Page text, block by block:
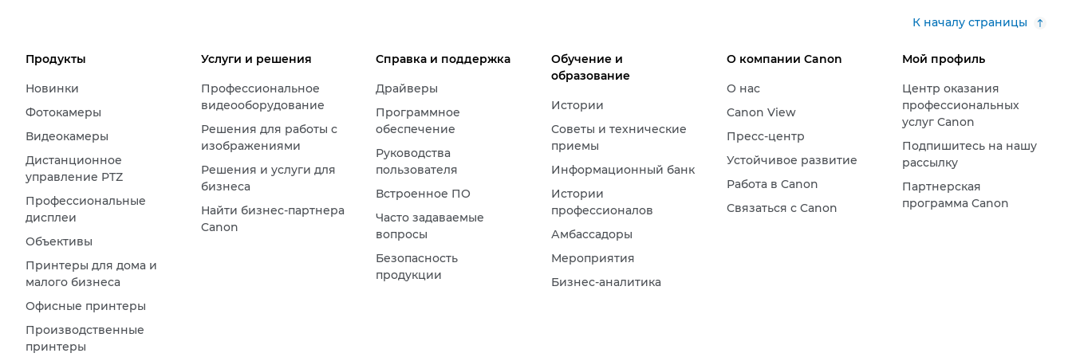
К началу страницы
Продукты
Новинки
Фотокамеры
Видеокамеры
Дистанционное
управление PTZ
Профессиональные
дисплеи
Объективы
Принтеры для дома и
малого бизнеса
Офисные принтеры
Производственные
принтеры
Услуги и решения
Профессиональное
видеооборудование
Решения для работы с
изображениями
Решения и услуги для
бизнеса
Найти бизнес-партнера
Canon
Справка и поддержка
Драйверы
Программное
обеспечение
Руководства
пользователя
Встроенное ПО
Часто задаваемые
вопросы
Безопасность
продукции
Обучение и
образование
Истории
Советы и технические
приемы
Информационный банк
Истории
профессионалов
Амбассадоры
Мероприятия
Бизнес-аналитика
О компании Canon
О нас
Canon View
Пресс-центр
Устойчивое развитие
Работа в Canon
Связаться с Canon
Мой профиль
Центр оказания
профессиональных
услуг Canon
Подпишитесь на нашу
рассылку
Партнерская
программа Canon